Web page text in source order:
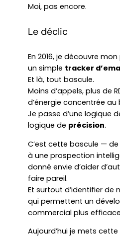
Moi, pas encore.
Le déclic
En 2016, je découvre
un simple tracker
Et là, tout bascule.
Moins d’appels, plus de
d’énergie concentrée au
Je passe d’une logique
logique de précision.
C’est cette bascule —
à une prospection
donné envie d’aider
faire pareil.
Et surtout d’identifier de
qui permettent un
commercial plus
Aujourd’hui je mets